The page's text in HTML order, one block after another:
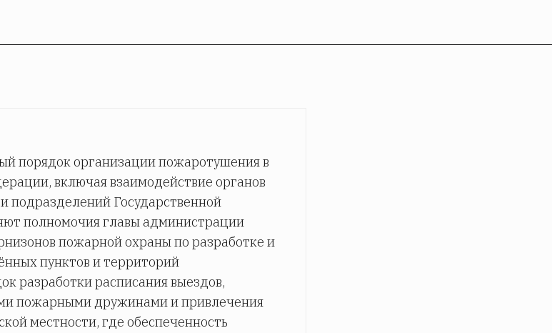
порядок организации пожаротушения в
включая взаимодействие органов
подразделений Государственной
полномочия главы администрации
пожарной охраны по разработке и
пунктов и территорий
разработки расписания выездов,
пожарными дружинами и привлечения
местности, где обеспеченность